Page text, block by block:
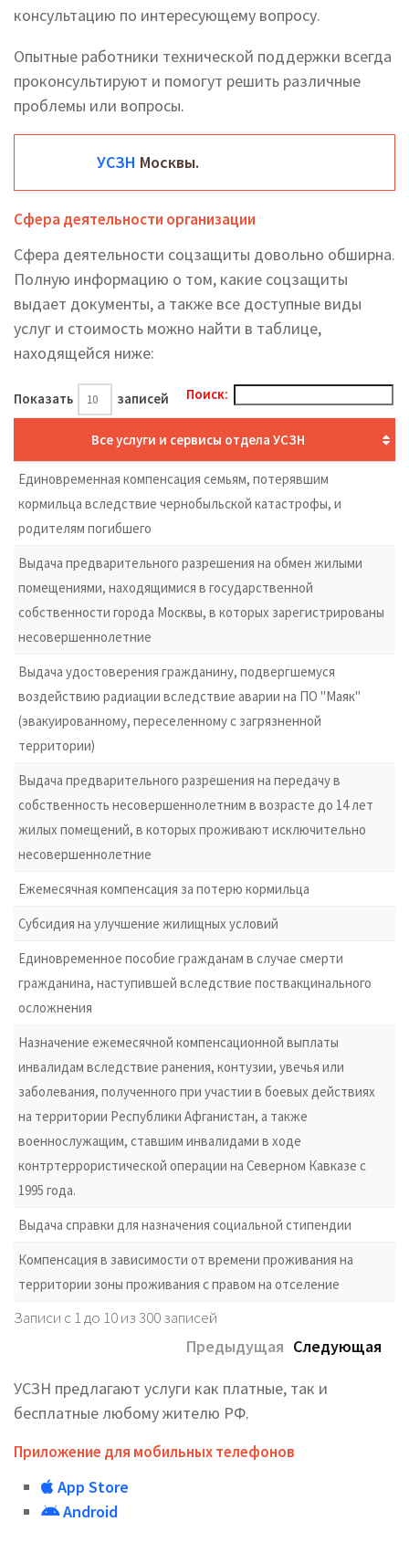
консультацию по интересующему вопросу.
Опытные работники технической поддержки всегда
проконсультируют и помогут решить различные
проблемы или вопросы.
УСЗН Москвы.
Сфера деятельности организации
Сфера деятельности соцзащиты довольно обширна.
Полную информацию о том, какие соцзащиты
выдает документы, а также все доступные виды
услуг и стоимость можно найти в таблице,
находящейся ниже:
Показать записей Поиск:
Все услуги и сервисы отдела УСЗН
Единовременная компенсация семьям, потерявшим
кормильца вследствие чернобыльской катастрофы, и
родителям погибшего
Выдача предварительного разрешения на обмен жилыми
помещениями, находящимися в государственной
собственности города Москвы, в которых зарегистрированы
несовершеннолетние
Выдача удостоверения гражданину, подвергшемуся
воздействию радиации вследствие аварии на ПО "Маяк"
(эвакуированному, переселенному с загрязненной
территории)
Выдача предварительного разрешения на передачу в
собственность несовершеннолетним в возрасте до 14 лет
жилых помещений, в которых проживают исключительно
несовершеннолетние
Ежемесячная компенсация за потерю кормильца
Субсидия на улучшение жилищных условий
Единовременное пособие гражданам в случае смерти
гражданина, наступившей вследствие поствакцинального
осложнения
Назначение ежемесячной компенсационной выплаты
инвалидам вследствие ранения, контузии, увечья или
заболевания, полученного при участии в боевых действиях
на территории Республики Афганистан, а также
военнослужащим, ставшим инвалидами в ходе
контртеррористической операции на Северном Кавказе с
1995 года.
Выдача справки для назначения социальной стипендии
Компенсация в зависимости от времени проживания на
территории зоны проживания с правом на отселение
Записи с 1 до 10 из 300 записей
Предыдущая Следующая
УСЗН предлагают услуги как платные, так и
бесплатные любому жителю РФ.
Приложение для мобильных телефонов
App Store
Android